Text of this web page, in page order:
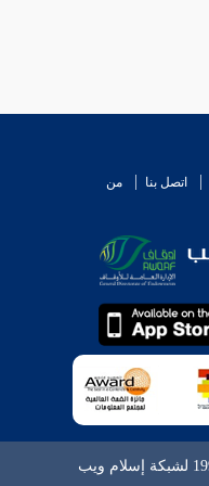
اتصل بنا
من